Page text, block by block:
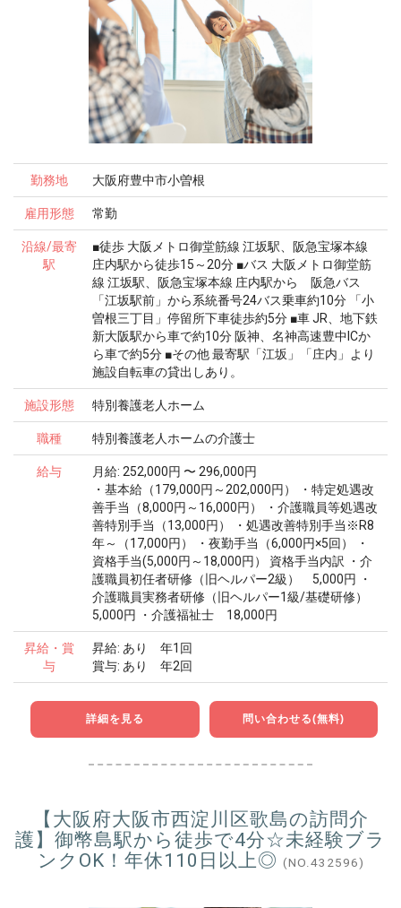
勤務地 大阪府豊中市小曽根
雇用形態 常勤
沿線/最寄
駅
■徒歩 大阪メトロ御堂筋線 江坂駅、阪急宝塚本線
庄内駅から徒歩15～20分 ■バス 大阪メトロ御堂筋
線 江坂駅、阪急宝塚本線 庄内駅から 阪急バス
「江坂駅前」から系統番号24バス乗車約10分 「小
曽根三丁目」停留所下車徒歩約5分 ■車 JR、地下鉄
新大阪駅から車で約10分 阪神、名神高速豊中ICか
ら車で約5分 ■その他 最寄駅「江坂」「庄内」より
施設自転車の貸出しあり。
施設形態 特別養護老人ホーム
職種 特別養護老人ホームの介護士
給与
月給: 252,000円 〜 296,000円
・基本給（179,000円～202,000円） ・特定処遇改
善手当（8,000円～16,000円） ・介護職員等処遇改
善特別手当（13,000円） ・処遇改善特別手当※R8
年～（17,000円） ・夜勤手当（6,000円×5回） ・
資格手当(5,000円～18,000円） 資格手当内訳 ・介
護職員初任者研修（旧ヘルパー2級） 5,000円 ・
介護職員実務者研修（旧ヘルパー1級/基礎研修）
5,000円 ・介護福祉士 18,000円
昇給・賞
与
昇給: あり 年1回
賞与: あり 年2回
詳細を見る 問い合わせる(無料)
【大阪府大阪市西淀川区歌島の訪問介
護】御幣島駅から徒歩で4分☆未経験ブラ
ンクOK！年休110日以上◎ (NO.432596)